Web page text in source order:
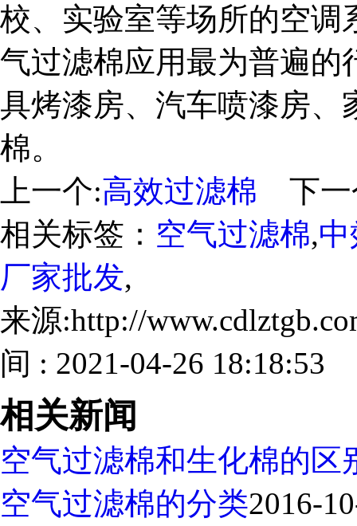
校、实验室等场所的空调
气过滤棉应用最为普遍的
具烤漆房、汽车喷漆房、
棉。
上一个:高效过滤棉 下一
相关标签： 空气过滤棉,
厂家批发,
来源:http://
间 : 2021-04-26 18:18:53
相关新闻
空气过滤棉和生化棉的区
空气过滤棉的分类2016-